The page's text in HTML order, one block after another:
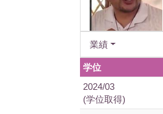
業績
学位
2024/03
(学位取得)